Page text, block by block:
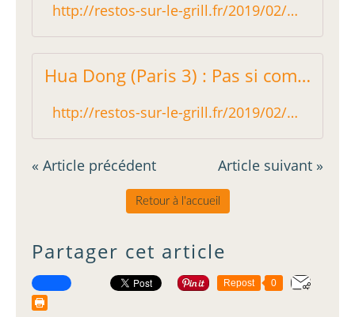
http://restos-sur-le-grill.fr/2019/02/marmite-de-boeuf-paris-17-un-bon-restaurant-chinois.html
Hua Dong (Paris 3) : Pas si commun que ça ! - Restos sur le Grill - Blog critique des restaurants de Paris indépendant !
http://restos-sur-le-grill.fr/2019/02/hua-dong-paris-3-pas-si-commun-que-ca.html
« Article précédent Article suivant »
Retour à l'accueil
Partager cet article
Repost 0